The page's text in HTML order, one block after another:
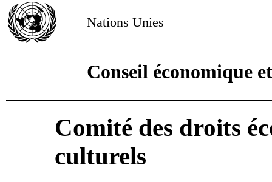
Nations Unies
Conseil économique
Comité des droits
culturels